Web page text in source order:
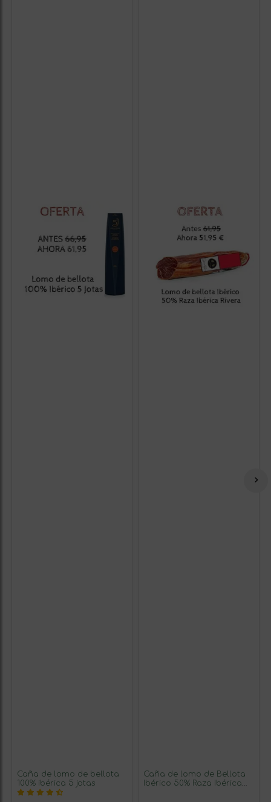
Caña de lomo de bellota
100% ibérica 5 jotas
Caña de lomo de Bellota
Ibérico 50% Raza Ibérica